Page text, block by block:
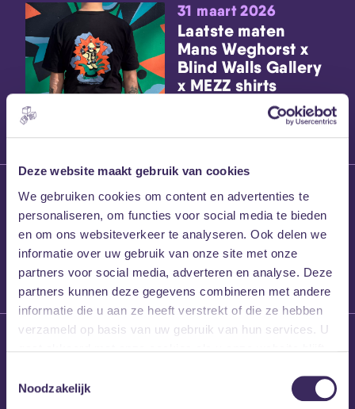
Deze website maakt gebruik van cookies
We gebruiken cookies om content en advertenties te
personaliseren, om functies voor social media te bieden
en om ons websiteverkeer te analyseren. Ook delen we
informatie over uw gebruik van onze site met onze
partners voor social media, adverteren en analyse. Deze
partners kunnen deze gegevens combineren met andere
informatie die u aan ze heeft verstrekt of die ze hebben
verzameld op basis van uw gebruik van hun services. U
Noodzakelijk
31 maart 2026
Laatste maten
Mans Weghorst x
Blind Walls Gallery
x MEZZ shirts
27 maart 2026
Willem’s Blog:
Frans Kalf
26 maart 2026